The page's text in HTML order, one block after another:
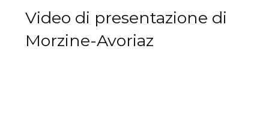
Video di presentazione di
Morzine-Avoriaz